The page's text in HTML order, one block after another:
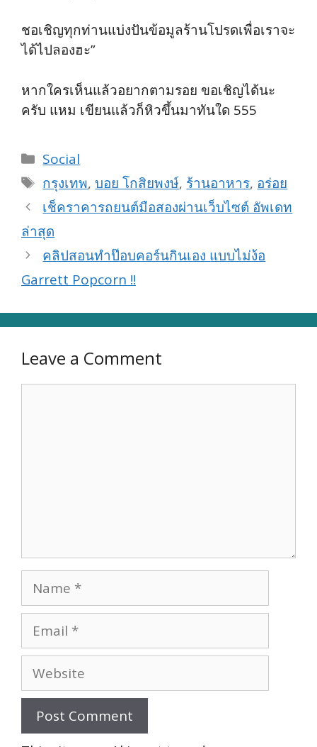
ชอเชิญทุกท่านแบ่งปันข้อมูลร้านโปรดเพื่อเราจะ
ได้ไปลองฮะ”
หากใครเห็นแล้วอยากตามรอย ขอเชิญได้นะ
ครับ แหม เขียนแล้วก็หิวขึ้นมาทันใด 555
Categories
Social
Tags
กรุงเทพ,บอย โกสิยพงษ์, ร้านอาหาร, อร่อย
เช็คราคารถยนต์มือสองผ่านเว็บไซต์ อัพเดท
ล่าสุด
คลิปสอนทำป๊อบคอร์นกินเอง แบบไม่ง้อ
Garrett Popcorn !!
Leave a Comment
Name
Email
Website